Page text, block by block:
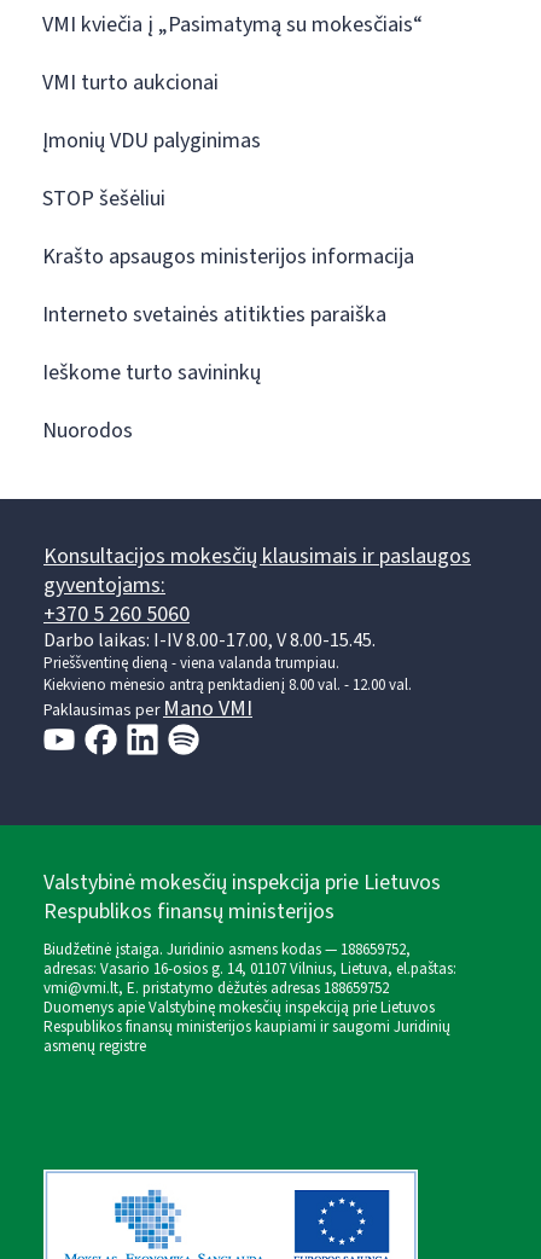
VMI kviečia į „Pasimatymą su mokesčiais“
VMI turto aukcionai
Įmonių VDU palyginimas
STOP šešėliui
Krašto apsaugos ministerijos informacija
Interneto svetainės atitikties paraiška
Ieškome turto savininkų
Nuorodos
Konsultacijos mokesčių klausimais ir paslaugos
gyventojams:
+370 5 260 5060
Darbo laikas: I-IV 8.00-17.00, V 8.00-15.45.
Prieššventinę dieną - viena valanda trumpiau.
Kiekvieno mėnesio antrą penktadienį 8.00 val. - 12.00 val.
Paklausimas perMano VMI
Valstybinė mokesčių inspekcija prie Lietuvos
Respublikos finansų ministerijos
Biudžetinė įstaiga. Juridinio asmens kodas — 188659752,
adresas: Vasario 16-osios g. 14, 01107 Vilnius, Lietuva, el.paštas:
vmi@vmi.lt, E. pristatymo dėžutės adresas 188659752
Duomenys apie Valstybinę mokesčių inspekciją prie Lietuvos
Respublikos finansų ministerijos kaupiami ir saugomi Juridinių
asmenų registre